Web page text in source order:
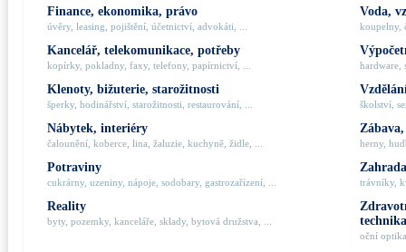
Finance, ekonomika, právo
úvěry, leasing, pojištění, účetnictví, advokáti, ...
Kancelář, telekomunikace, potřeby
kopírky, pokladny, faxy, telefony, papírnictví, ...
Klenoty, bižuterie, starožitnosti
šperky, hodinářství, starožitnosti, restaurování, ...
Nábytek, interiéry
čalounění, koberce, lina, žaluzie, kuchyně, židle, ...
Potraviny
cukrárny, uzeniny, nápoje, sodobary, gastrozařízení, ...
Reality
byty, pozemky, kanceláře, sklady, bytová družstva, ...
Voda,
koupelny,
hardware,
školství,
herny,
trávníky,
technika
oční